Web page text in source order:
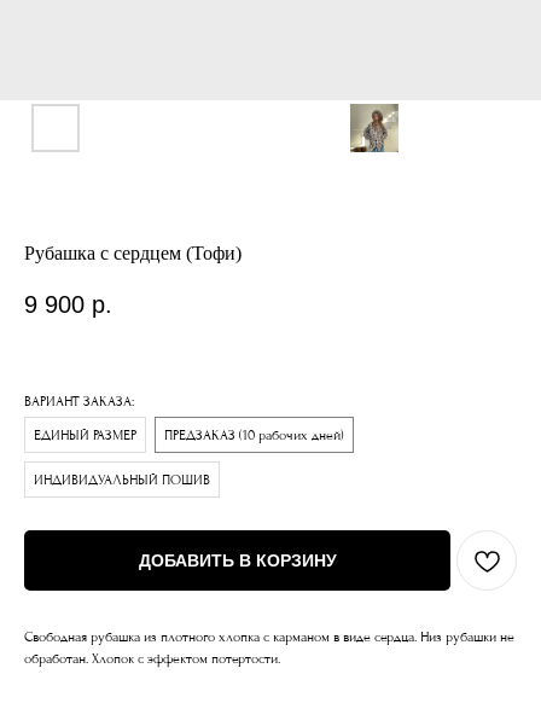
Рубашка с сердцем (Тофи)
9 900 р.
ВАРИАНТ ЗАКАЗА:
ЕДИНЫЙ РАЗМЕР ПРЕДЗАКАЗ (10 рабочих дней)
ИНДИВИДУАЛЬНЫЙ ПОШИВ
ДОБАВИТЬ В КОРЗИНУ
Свободная рубашка из плотного хлопка с карманом в виде сердца. Низ рубашки не
обработан. Хлопок с эффектом потертости.